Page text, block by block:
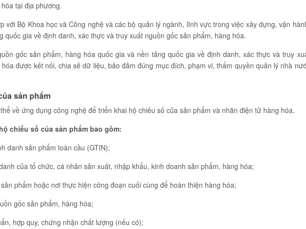
tại địa phương.
với Bộ Khoa học và Công nghệ và các bộ quản lý ngành, lĩnh vực trong việc xây dựng, vận
quốc gia về định danh, xác thực và truy xuất nguồn gốc sản phẩm, hàng hóa.
gốc sản phẩm, hàng hóa quốc gia và nền tảng quốc gia về định danh, xác thực và truy
được kết nối, chia sẻ dữ liệu, bảo đảm đúng mục đích, phạm vi, thẩm quyền quản lý nhà
sản phẩm
về ứng dụng công nghệ để triển khai hộ chiếu số của sản phẩm và nhãn điện tử hàng hóa.
chiếu số của sản phẩm bao gồm:
danh sản phẩm toàn cầu (GTIN);
của tổ chức, cá nhân sản xuất, nhập khẩu, kinh doanh sản phẩm, hàng hóa;
phẩm hoặc nơi thực hiện công đoạn cuối cùng để hoàn thiện hàng hóa;
gốc sản phẩm, hàng hóa;
hợp quy, chứng nhận chất lượng (nếu có);